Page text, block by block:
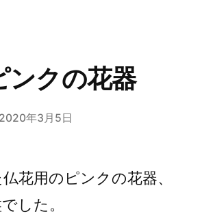
クの花器
2020年3月5日
花用のピンクの花器、
した。